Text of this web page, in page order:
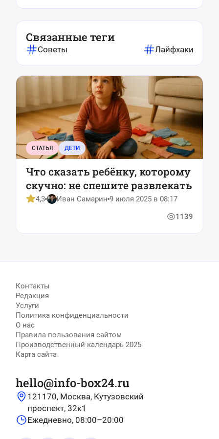
Связанные теги
Советы Лайфхаки
СТАТЬЯ ДЕТИ
Что сказать ребёнку, которому
скучно: не спешите развлекать
4,3 Иван Самарин 9 июля 2025 в 08:17
1139
Контакты
Редакция
Услуги
Политика конфиденциальности
О нас
Правила пользования сайтом
Производственный календарь 2025
Карта сайта
hello@info-box24.ru
121170, Москва, Кутузовский
проспект, 32к1
Ежедневно, 08:00–20:00